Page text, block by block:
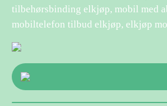
tilbehørsbinding elkjøp, mobil med
mobiltelefon tilbud elkjøp, elkjøp